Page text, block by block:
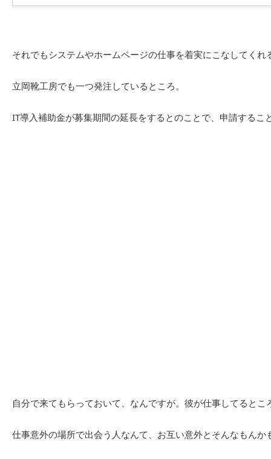
それでもシステムやホームページの仕事を着実にこなしてくれ
立岡靴工房でも一つ発注しているところ。
IT導入補助金が募集期間の延長をするとのことで、申請するこ
自分で来てもらっておいて、なんですが。彼が仕事してるとこ
仕事意外の場所で出会う人なんて、お互い意外とそんなもんか